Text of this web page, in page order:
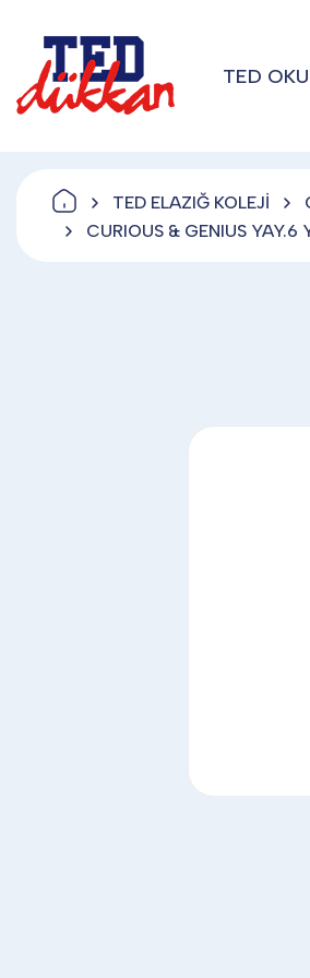
TED
TED ELAZIĞ KOLEJİ
CURIOUS & GENIUS YAY.6